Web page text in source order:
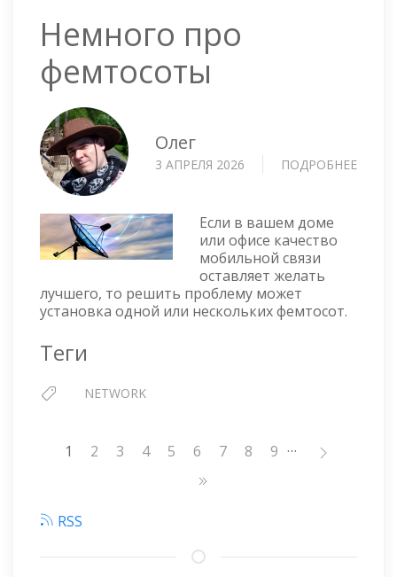
Немного про
фемтосоты
Олег
3 АПРЕЛЯ 2026 ПОДРОБНЕЕ
Если в вашем доме
или офисе качество
мобильной связи
оставляет желать
лучшего, то решить проблему может
установка одной или нескольких фемтосот.
Теги
NETWORK
Нумерация
1 Страница
2 Страница
3 Страница
4 Страница
5 Страница
6 Страница
7 Страница
8 Страница
9 …
RSS